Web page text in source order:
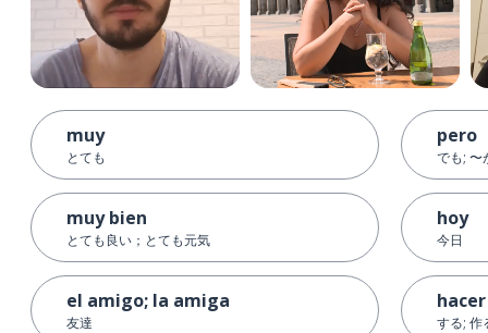
muy
とても
muy bien
とても良い；とても元気
el amigo; la amiga
友達
pero
でも; 〜
hoy
今日
hacer
する; 作